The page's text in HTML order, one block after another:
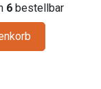
6 bestellbar